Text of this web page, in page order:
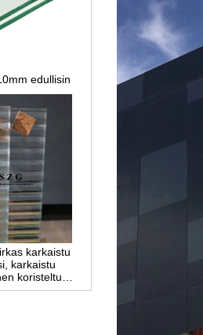
karkaistu
karkaistu
koristeltu
suojalasi